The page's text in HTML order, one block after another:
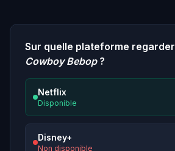
Sur quelle plateforme regarder
Cowboy Bebop?
Netflix
Disponible
Disney+
Non disponible